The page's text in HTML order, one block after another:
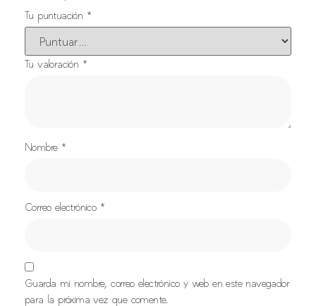
Tu puntuación *
Tu valoración *
Nombre *
Correo electrónico *
Guarda mi nombre, correo electrónico y web en este navegador
para la próxima vez que comente.